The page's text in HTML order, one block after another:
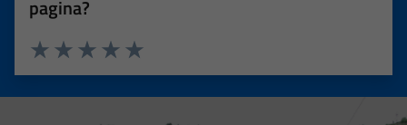
pagina?
Valuta 5 stelle su 5
Valuta 4 stelle su 5
Valuta 3 stelle su 5
Valuta 2 stelle su 5
Valuta 1 stelle su 5